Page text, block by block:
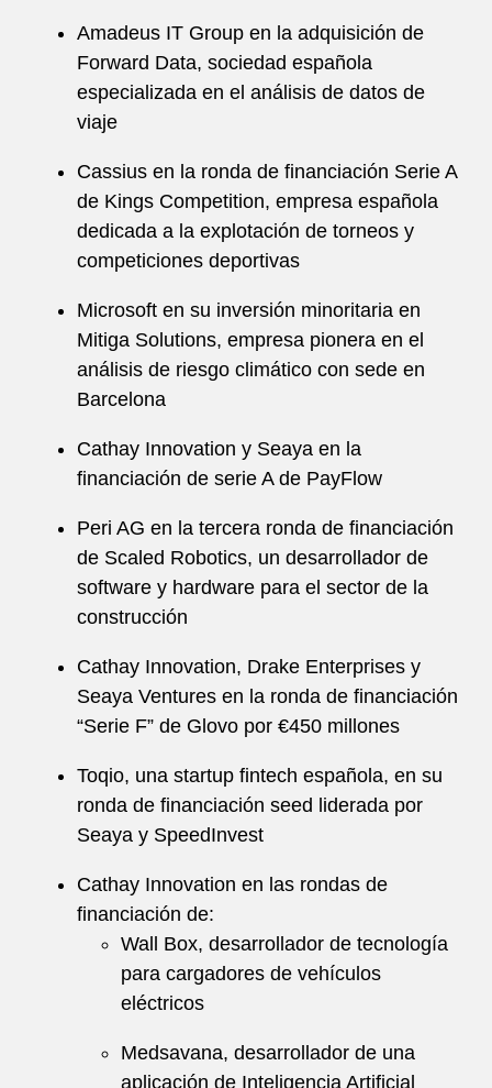
Amadeus IT Group en la adquisición de
Forward Data, sociedad española
especializada en el análisis de datos de
viaje
Cassius en la ronda de financiación Serie A
de Kings Competition, empresa española
dedicada a la explotación de torneos y
competiciones deportivas
Microsoft en su inversión minoritaria en
Mitiga Solutions, empresa pionera en el
análisis de riesgo climático con sede en
Barcelona
Cathay Innovation y Seaya en la
financiación de serie A de PayFlow
Peri AG en la tercera ronda de financiación
de Scaled Robotics, un desarrollador de
software y hardware para el sector de la
construcción
Cathay Innovation, Drake Enterprises y
Seaya Ventures en la ronda de financiación
“Serie F” de Glovo por €450 millones
Toqio, una startup fintech española, en su
ronda de financiación seed liderada por
Seaya y SpeedInvest
Cathay Innovation en las rondas de
financiación de:
Wall Box, desarrollador de tecnología
para cargadores de vehículos
eléctricos
Medsavana, desarrollador de una
aplicación de Inteligencia Artificial